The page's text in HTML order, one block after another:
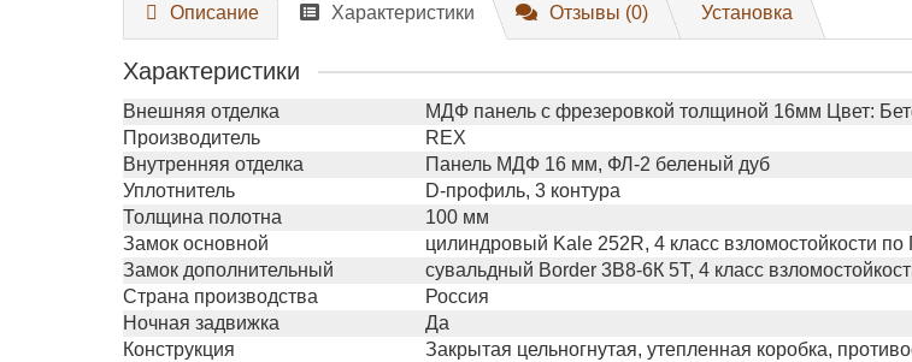
Описание Характеристики Отзывы (0) Установка
Характеристики
Внешняя отделка
МДФ панель с фрезеровкой толщиной 16мм Цвет:
Производитель
REX
Внутренняя отделка
Панель МДФ 16 мм, ФЛ-2 беленый дуб
Уплотнитель
D-профиль, 3 контура
Толщина полотна
100 мм
Замок основной
цилиндровый Kale 252R, 4 класс взломостойкости
Замок дополнительный
сувальдный Border 3В8-6К 5Т, 4 класс
Страна производства
Россия
Ночная задвижка
Да
Конструкция
Закрытая цельногнутая, утепленная коробка,